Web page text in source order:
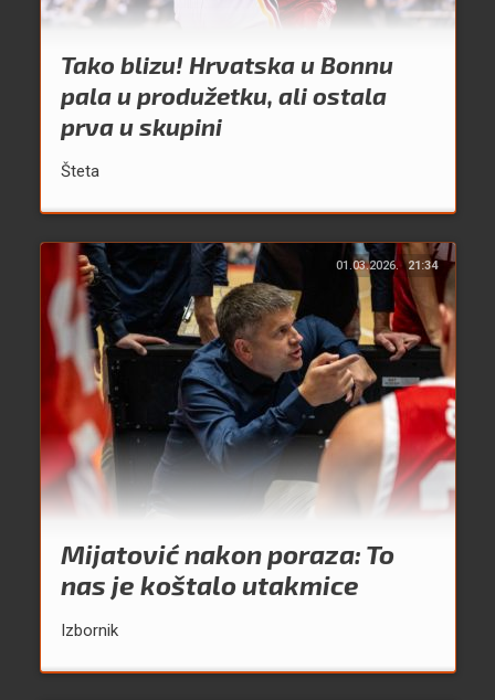
Tako blizu! Hrvatska u Bonnu
pala u produžetku, ali ostala
prva u skupini
Šteta
01.03.2026. 21:34
Mijatović nakon poraza: To
nas je koštalo utakmice
Izbornik